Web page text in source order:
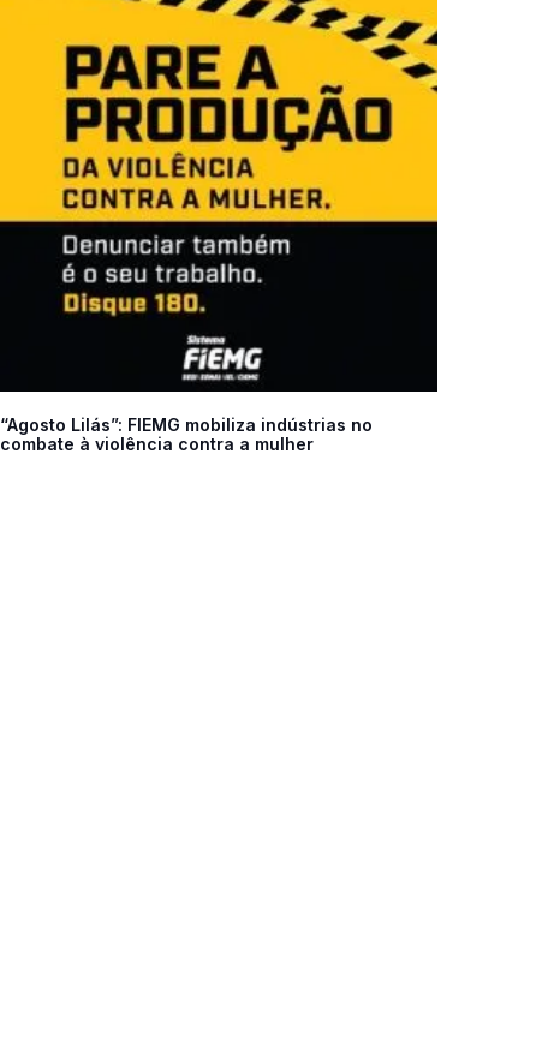
“Agosto Lilás”: FIEMG mobiliza indústrias no
combate à violência contra a mulher